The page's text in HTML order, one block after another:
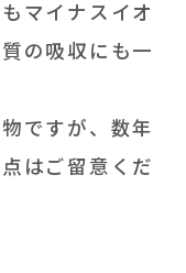
マイナスイオ
の吸収にも一
ですが、数年
はご留意くだ